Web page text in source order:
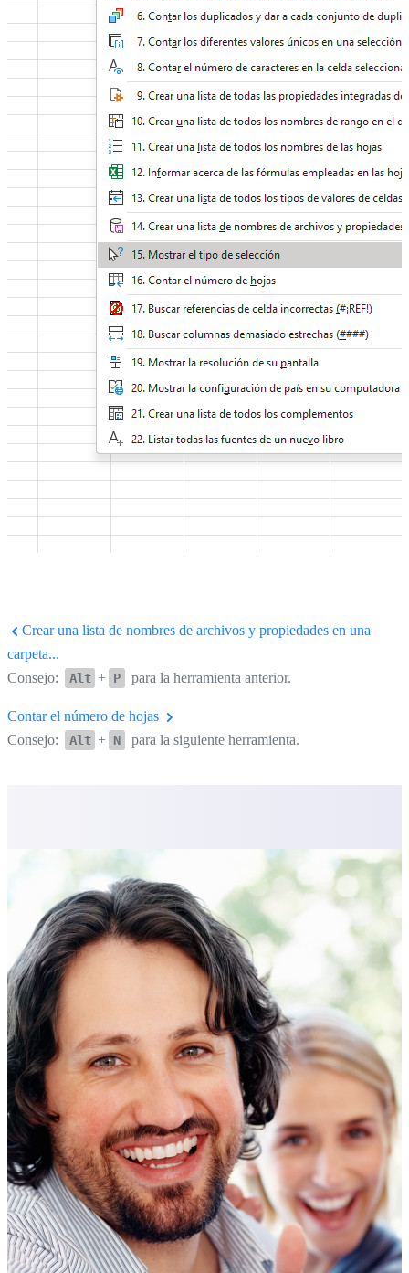
Crear una lista de nombres de archivos y propiedades en una
carpeta...
Consejo:
Alt + P para la herramienta anterior.
Contar el número de hojas
Consejo:
Alt + N para la siguiente herramienta.